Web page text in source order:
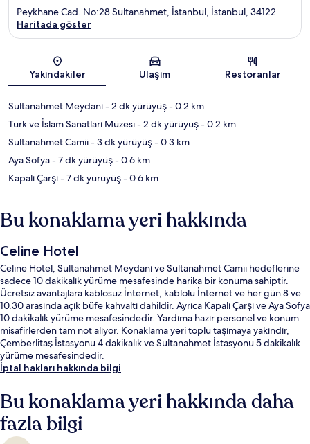
Harita
Peykhane Cad. No:28 Sultanahmet, İstanbul, İstanbul, 34122
Haritada göster
Yakındakiler Ulaşım Restoranlar
Sultanahmet Meydanı- 2 dk yürüyüş- 0.2 km
Türk ve İslam Sanatları Müzesi- 2 dk yürüyüş- 0.2 km
Sultanahmet Camii- 3 dk yürüyüş- 0.3 km
Aya Sofya- 7 dk yürüyüş- 0.6 km
Kapalı Çarşı- 7 dk yürüyüş- 0.6 km
Bu konaklama yeri hakkında
Celine Hotel
Celine Hotel, Sultanahmet Meydanı ve Sultanahmet Camii hedeflerine
sadece 10 dakikalık yürüme mesafesinde harika bir konuma sahiptir.
Ücretsiz avantajlara kablosuz İnternet, kablolu İnternet ve her gün 8 ve
10.30 arasında açık büfe kahvaltı dahildir. Ayrıca Kapalı Çarşı ve Aya Sofya
10 dakikalık yürüme mesafesindedir. Yardıma hazır personel ve konum
misafirlerden tam not alıyor. Konaklama yeri toplu taşımaya yakındır,
Çemberlitaş İstasyonu 4 dakikalık ve Sultanahmet İstasyonu 5 dakikalık
yürüme mesafesindedir.
İptal hakları hakkında bilgi
Bu konaklama yeri hakkında daha
fazla bilgi